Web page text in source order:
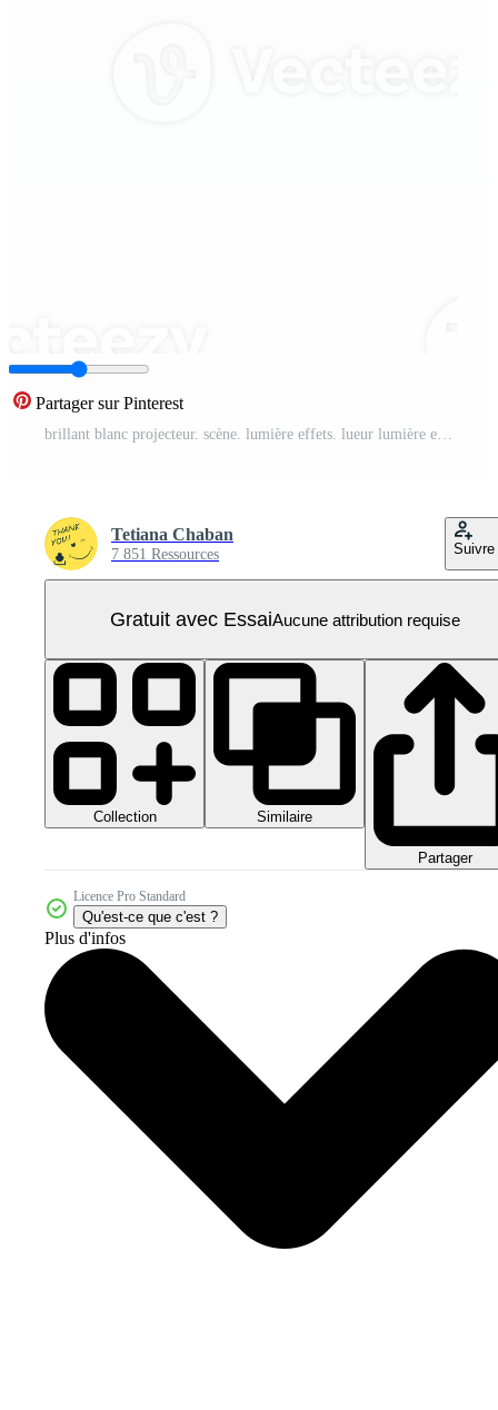
Partager sur Pinterest
brillant blanc projecteur. scène. lumière effets. lueur lumière effet. embrasé lampe. illustration nombre 77 PNG Pro
Tetiana Chaban
7 851 Ressources Suivre
Gratuit avec EssaiAucune attribution requise
Collection Similaire
Partager
Licence Pro Standard
Qu'est-ce que c'est ?
Plus d'infos